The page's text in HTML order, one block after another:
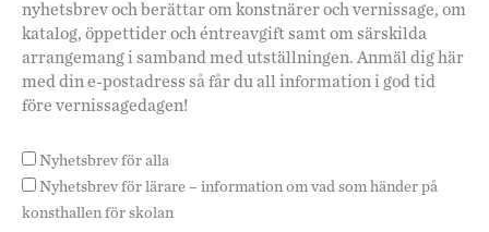
nyhetsbrev och berättar om konstnärer och vernissage, om
katalog, öppettider och éntreavgift samt om särskilda
arrangemang i samband med utställningen. Anmäl dig här
med din e-postadress så får du all information i god tid
före vernissagedagen!
Nyhetsbrev för alla
Nyhetsbrev för lärare – information om vad som händer på
konsthallen för skolan